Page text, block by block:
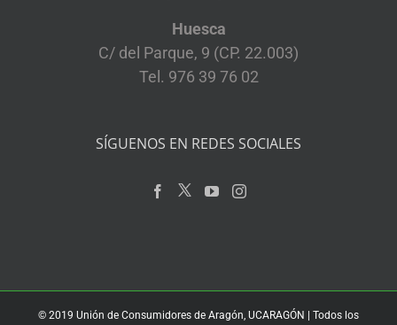
Huesca
C/ del Parque, 9 (CP. 22.003)
Tel. 976 39 76 02
SÍGUENOS EN REDES SOCIALES
© 2019 Unión de Consumidores de Aragón, UCARAGÓN | Todos los